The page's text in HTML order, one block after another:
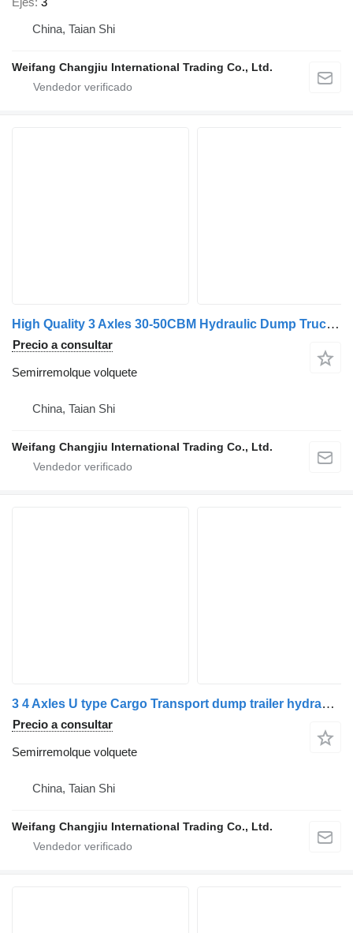
China, Taian Shi
Weifang Changjiu International Trading Co., Ltd.
High Quality 3 Axles 30-50CBM Hydraulic Dump Truck/Side Dumper T
Precio a consultar
Semirremolque volquete
China, Taian Shi
Weifang Changjiu International Trading Co., Ltd.
3 4 Axles U type Cargo Transport dump trailer hydraulic end dump
Precio a consultar
Semirremolque volquete
China, Taian Shi
Weifang Changjiu International Trading Co., Ltd.